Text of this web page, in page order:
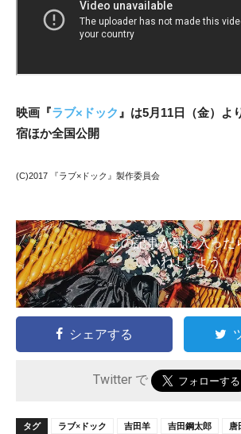
映画『ラブ×ドック 』は5月11日（金）よ
宿ほか全国公開
(C)2017 『ラブ×ドック』製作委員会
この記事が気に入った
いいね ! しよう
シェアする
Twitter で
タグ ラブ×ドック 吉田羊 吉田鋼太郎 唐